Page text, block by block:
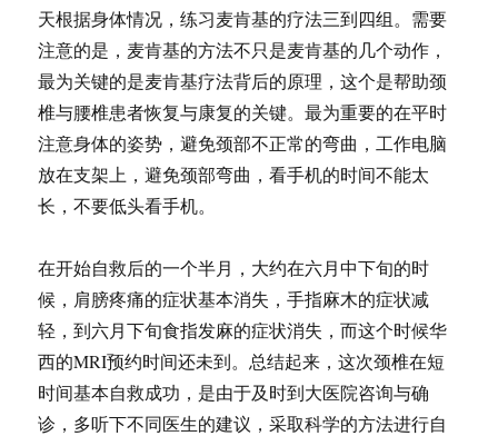
天根据身体情况，练习麦肯基的疗法三到四组。需要
注意的是，麦肯基的方法不只是麦肯基的几个动作，
最为关键的是麦肯基疗法背后的原理，这个是帮助颈
椎与腰椎患者恢复与康复的关键。最为重要的在平时
注意身体的姿势，避免颈部不正常的弯曲，工作电脑
放在支架上，避免颈部弯曲，看手机的时间不能太
长，不要低头看手机。
在开始自救后的一个半月，大约在六月中下旬的时
候，肩膀疼痛的症状基本消失，手指麻木的症状减
轻，到六月下旬食指发麻的症状消失，而这个时候华
西的MRI预约时间还未到。总结起来，这次颈椎在短
时间基本自救成功，是由于及时到大医院咨询与确
诊，多听下不同医生的建议，采取科学的方法进行自